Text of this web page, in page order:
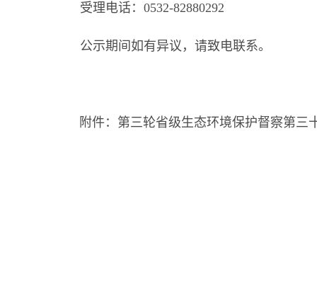
受理电话： 0532-82880292
公示期间如有异议，请致电联系。
附件：第三轮省级生态环境保护督察第三